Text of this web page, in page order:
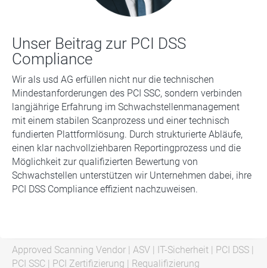
Unser Beitrag zur PCI DSS
Compliance
Wir als usd AG erfüllen nicht nur die technischen
Mindestanforderungen des PCI SSC, sondern verbinden
langjährige Erfahrung im Schwachstellenmanagement
mit einem stabilen Scanprozess und einer technisch
fundierten Plattformlösung. Durch strukturierte Abläufe,
einen klar nachvollziehbaren Reportingprozess und die
Möglichkeit zur qualifizierten Bewertung von
Schwachstellen unterstützen wir Unternehmen dabei, ihre
PCI DSS Compliance effizient nachzuweisen.
Approved Scanning Vendor | ASV | IT-Sicherheit | PCI DSS |
PCI SSC | PCI Zertifizierung | Requalifizierung